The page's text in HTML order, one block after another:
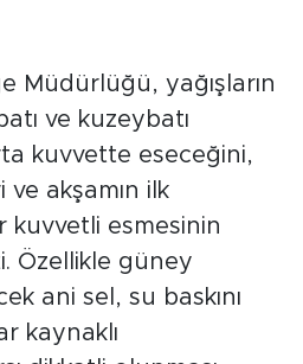
Müdürlüğü, yağışların
ve kuzeybatı
kuvvette eseceğini,
akşamın ilk
esmesinin
Özellikle güney
ani sel, su baskını
kaynaklı